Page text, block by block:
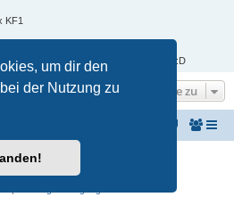
um dir den
der Nutzung zu
KF1
einfach nur Pech beim Denken :D :D
Gehe zu
® Forum Software © phpBB Limited
phpBB.de